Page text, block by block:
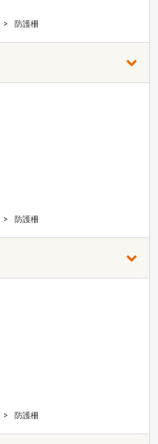
防護柵
防護柵
防護柵